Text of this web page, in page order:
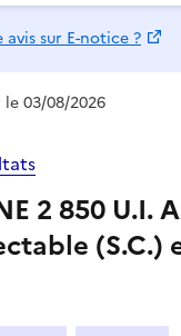
sur E-notice ?
03/08/2026
2 850 U.I.
(S.C.)